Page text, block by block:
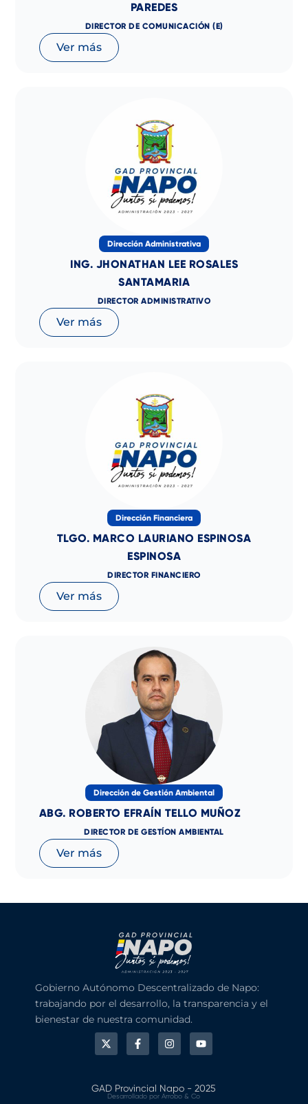
PAREDES
DIRECTOR DE COMUNICACIÓN (E)
Ver más
Dirección Administrativa
ING. JHONATHAN LEE ROSALES
SANTAMARIA
DIRECTOR ADMINISTRATIVO
Ver más
Dirección Financiera
TLGO. MARCO LAURIANO ESPINOSA
ESPINOSA
DIRECTOR FINANCIERO
Ver más
Dirección de Gestión Ambiental
ABG. ROBERTO EFRAÍN TELLO MUÑOZ
DIRECTOR DE GESTÍON AMBIENTAL
Ver más
Gobierno Autónomo Descentralizado de Napo:
trabajando por el desarrollo, la transparencia y el
bienestar de nuestra comunidad.
X
-
t
t
t
F
a
c
o
o
I
n
s
g
r
Y
o
u
b
GAD Provincial Napo - 2025
Desarrollado porArrobo & Co